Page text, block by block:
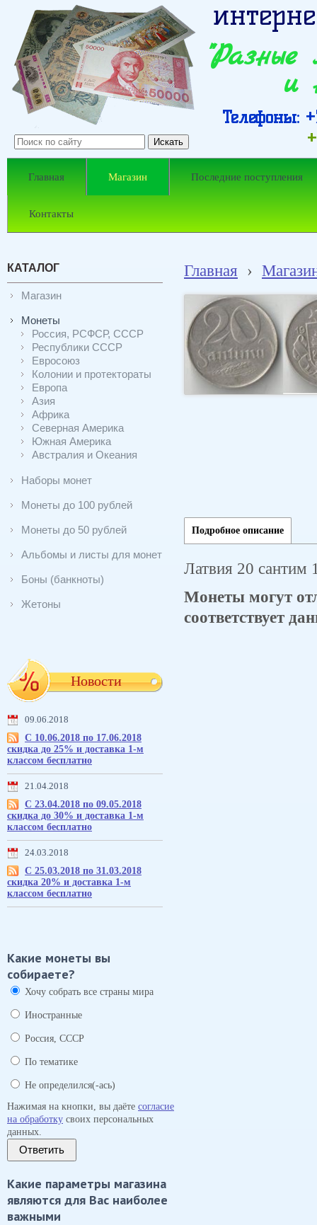
и
Телефоны:
Главная Магазин Последние поступления
Контакты
КАТАЛОГ
Магазин
Монеты
Россия, РСФСР, СССР
Республики СССР
Евросоюз
Колонии и протектораты
Европа
Азия
Африка
Северная Америка
Южная Америка
Австралия и Океания
Наборы монет
Монеты до 100 рублей
Монеты до 50 рублей
Альбомы и листы для монет
Боны (банкноты)
Жетоны
Новости
09.06.2018
С 10.06.2018 по 17.06.2018
скидка до 25% и доставка 1-м
классом бесплатно
21.04.2018
С 23.04.2018 по 09.05.2018
скидка до 30% и доставка 1-м
классом бесплатно
24.03.2018
С 25.03.2018 по 31.03.2018
скидка 20% и доставка 1-м
классом бесплатно
Какие монеты вы
собираете?
Хочу собрать все страны мира
Иностранные
Россия, СССР
По тематике
Не определился(-ась)
Нажимая на кнопки, вы даёте согласие
на обработку своих персональных
данных.
Ответить
Какие параметры магазина
являются для Вас наиболее
важными
Главная ›
Подробное описание
Латвия 20 сантим
Монеты могут
соответствует